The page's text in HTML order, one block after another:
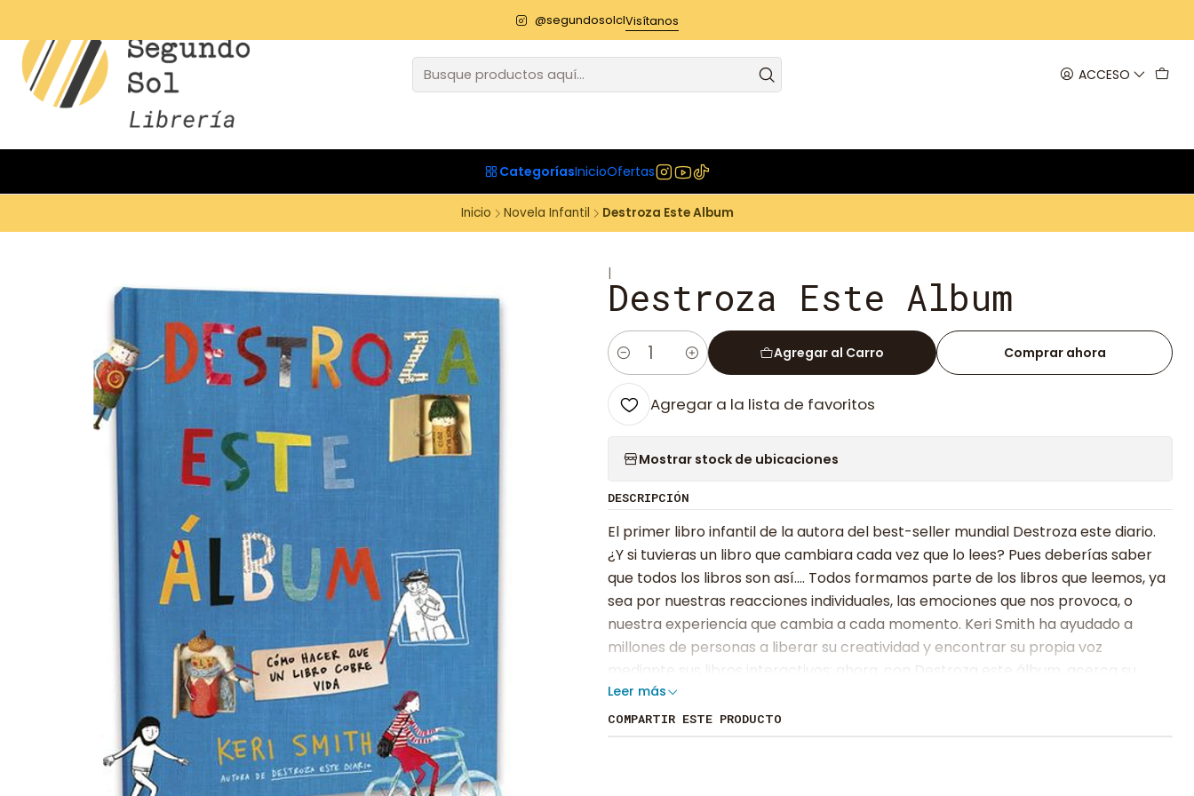
ACCESO
CategoríasInicioOfertas
@segundosolclVisítanos
Inicio Novela Infantil Destroza Este Album
|
Destroza Este Album
Cantidad
Agregar al Carro Comprar ahora
Agregar a la lista de favoritos
Mostrar stock de ubicaciones
DESCRIPCIÓN
El primer libro infantil de la autora del best-seller mundial Destroza este diario.
¿Y si tuvieras un libro que cambiara cada vez que lo lees? Pues deberías saber
que todos los libros son así.… Todos formamos parte de los libros que leemos, ya
sea por nuestras reacciones individuales, las emociones que nos provoca, o
nuestra experiencia que cambia a cada momento. Keri Smith ha ayudado a
millones de personas a liberar su creatividad y encontrar su propia voz
mediante sus libros interactivos: ahora, con Destroza este álbum, acerca su
sensibilidad al público infantil y les ofrece una nueva manera de aproximarse a
los libros. Entre sus páginas, los niños descubrirán cómo pueden emplear los
cinco sentidos en un álbum ilustrado, y comprenderán que su aportación en el
Leer más
COMPARTIR ESTE PRODUCTO